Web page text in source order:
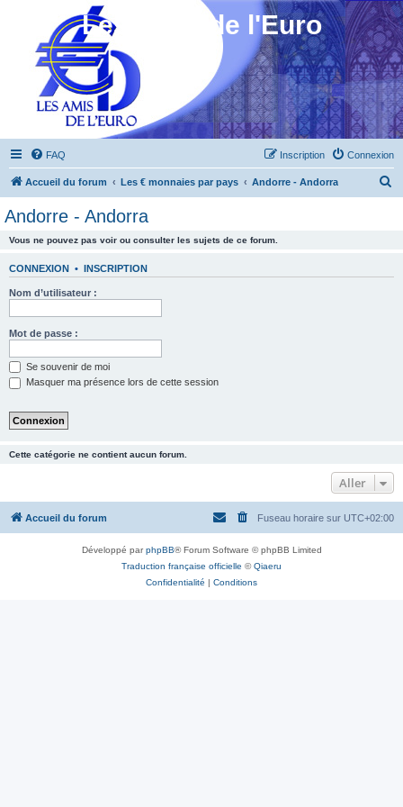
Les Amis de l'Euro
FAQ Connexion
Inscription
Accueil du forum Les € monnaies par pays Andorre - Andorra
Andorre - Andorra
Vous ne pouvez pas voir ou consulter les sujets de ce forum.
CONNEXION • INSCRIPTION
Nom d’utilisateur :
Mot de passe :
Se souvenir de moi
Masquer ma présence lors de cette session
Cette catégorie ne contient aucun forum.
Aller
Accueil du forum Fuseau horaire sur UTC+02:00
Développé parphpBB® Forum Software © phpBB Limited
Traduction française officielle ©Qiaeru
Confidentialité | Conditions